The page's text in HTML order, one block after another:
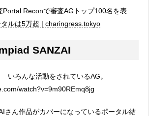
Portal Reconで審査AGトップ100名を表
ルは5万超 | charingress.tokyo
SANZAI
いろんな活動をされているAG。
watch?v=9m90REmq8jg
さん作品がカバーになっているポータル結